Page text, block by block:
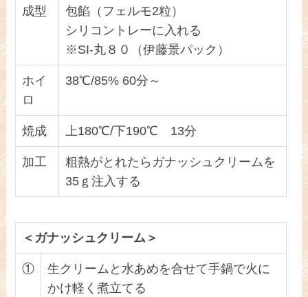
成型
包餡（フェルモ2粒）
シリコントレーに入れる
※SI-丸８０（伊藤景パック）
ホイ
ロ
38℃/85% 60分～
焼成 上180℃/下190℃ 13分
加工
粗熱がとれたらガナッシュクリームを
35ｇ注入する
＜ガナッシュクリーム＞
①
生クリームと水あめを合せて手鍋で火に
かけ軽く煮立てる